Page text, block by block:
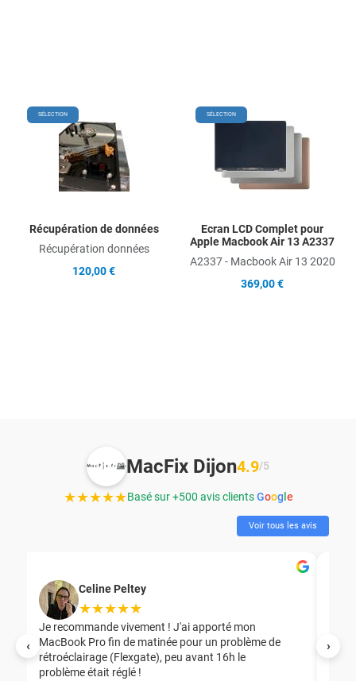
SÉLECTION Add to Wishlist
Récupération de données
Récupération données
120,00 €
SÉLECTION
Ecran LCD Complet pour
Apple Macbook Air 13 A2337
A2337 - Macbook Air 13 2020
369,00 €
‹ ›
MacFix Dijon4.9/5
★★★★★Basé sur +500 avis clientsGoogle
Voir tous les avis
Celine Peltey
★★★★★
Je recommande vivement ! J'ai apporté mon
MacBook Pro fin de matinée pour un problème de
rétroéclairage (Flexgate), peu avant 16h le
problème était réglé !